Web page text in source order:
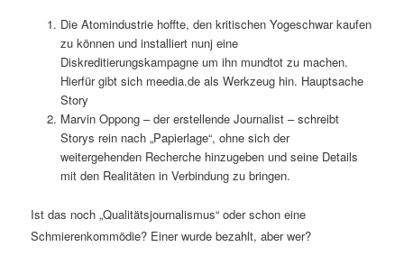
Die Atomindustrie hoffte, den kritischen Yogeschwar kaufen
zu können und installiert nunj eine
Diskreditierungskampagne um ihn mundtot zu machen.
Hierfür gibt sich meedia.de als Werkzeug hin. Hauptsache
Story
Marvin Oppong – der erstellende Journalist – schreibt
Storys rein nach „Papierlage“, ohne sich der
weitergehenden Recherche hinzugeben und seine Details
mit den Realitäten in Verbindung zu bringen.
Ist das noch „Qualitätsjournalismus“ oder schon eine
Schmierenkommödie? Einer wurde bezahlt, aber wer?